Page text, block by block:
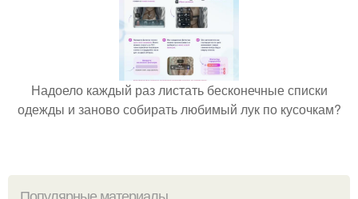
Надоело каждый раз листать бесконечные списки
одежды и заново собирать любимый лук по кусочкам?